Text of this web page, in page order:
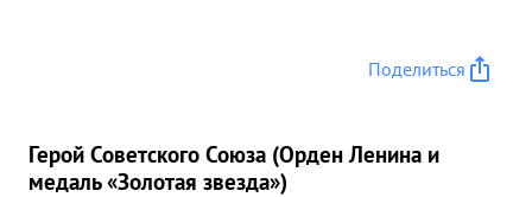
Поделиться
Герой Советского Союза (Орден Ленина и
медаль «Золотая звезда»)